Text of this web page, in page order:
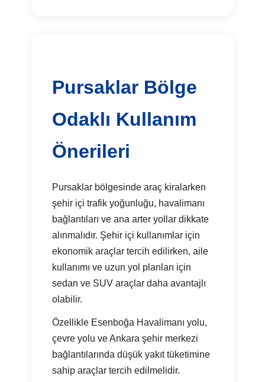
Pursaklar Bölge
Odaklı Kullanım
Önerileri
Pursaklar bölgesinde araç kiralarken
şehir içi trafik yoğunluğu, havalimanı
bağlantıları ve ana arter yollar dikkate
alınmalıdır. Şehir içi kullanımlar için
ekonomik araçlar tercih edilirken, aile
kullanımı ve uzun yol planları için
sedan ve SUV araçlar daha avantajlı
olabilir.
Özellikle Esenboğa Havalimanı yolu,
çevre yolu ve Ankara şehir merkezi
bağlantılarında düşük yakıt tüketimine
sahip araçlar tercih edilmelidir.